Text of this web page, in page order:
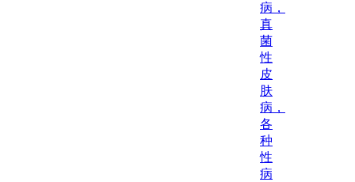
病，
真
菌
性
皮
肤
病，
各
种
性
病